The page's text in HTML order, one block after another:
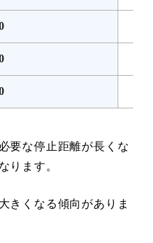
要な停止距離が長くな
ります。
きくなる傾向がありま